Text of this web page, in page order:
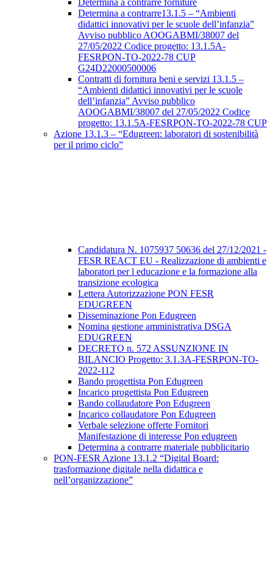
Determina a contrarre forniture
Determina a contrarre13.1.5 – “Ambienti
didattici innovativi per le scuole dell’infanzia”
Avviso pubblico AOOGABMI/38007 del
27/05/2022 Codice progetto: 13.1.5A-
FESRPON-TO-2022-78 CUP
G24D22000500006
Contratti di fornitura beni e servizi 13.1.5 –
“Ambienti didattici innovativi per le scuole
dell’infanzia” Avviso pubblico
AOOGABMI/38007 del 27/05/2022 Codice
progetto: 13.1.5A-FESRPON-TO-2022-78 CUP
Azione 13.1.3 – “Edugreen: laboratori di sostenibilità
per il primo ciclo”
Candidatura N. 1075937 50636 del 27/12/2021 -
FESR REACT EU - Realizzazione di ambienti e
laboratori per l educazione e la formazione alla
transizione ecologica
Lettera Autorizzazione PON FESR
EDUGREEN
Disseminazione Pon Edugreen
Nomina gestione amministrativa DSGA
EDUGREEN
DECRETO n. 572 ASSUNZIONE IN
BILANCIO Progetto: 3.1.3A-FESRPON-TO-
2022-112
Bando progettista Pon Edugreen
Incarico progettista Pon Edugreen
Bando collaudatore Pon Edugreen
Incarico collaudatore Pon Edugreen
Verbale selezione offerte Fornitori
Manifestazione di interesse Pon edugreen
Determina a contrarre materiale pubblicitario
PON-FESR Azione 13.1.2 “Digital Board:
trasformazione digitale nella didattica e
nell’organizzazione”